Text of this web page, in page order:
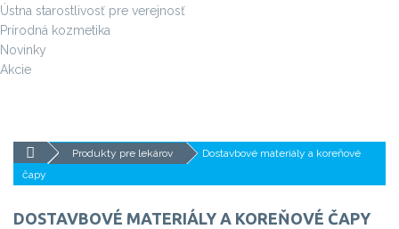
Ústna starostlivosť pre verejnosť
Prírodná kozmetika
Novinky
Akcie
Produkty pre lekárov
Dostavbové materiály a koreňové
čapy
DOSTAVBOVÉ MATERIÁLY A KOREŇOVÉ ČAPY